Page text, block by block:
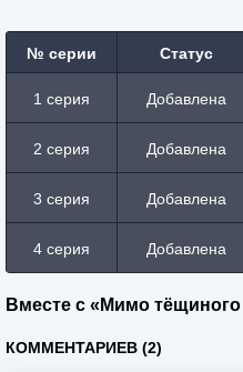
№ серии Статус
1 серия Добавлена
2 серия Добавлена
3 серия Добавлена
4 серия Добавлена
Вместе с «Мимо
КОММЕНТАРИЕВ (2)